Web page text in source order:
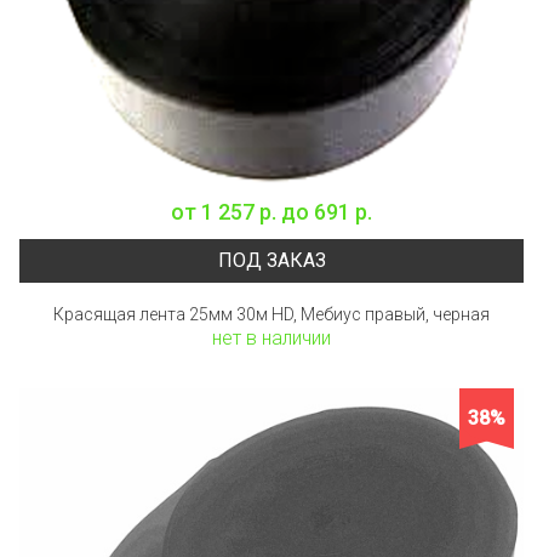
от 1 257 р. до 691 р.
ПОД ЗАКАЗ
Красящая лента 25мм 30м HD, Мебиус правый, черная
нет в наличии
38%